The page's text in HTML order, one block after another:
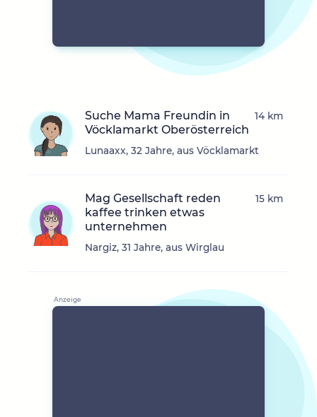
Suche Mama Freundin in
Vöcklamarkt Oberösterreich
Lunaaxx, 32 Jahre, aus Vöcklamarkt
14 km
Mag Gesellschaft reden
kaffee trinken etwas
unternehmen
Nargiz, 31 Jahre, aus Wirglau
15 km